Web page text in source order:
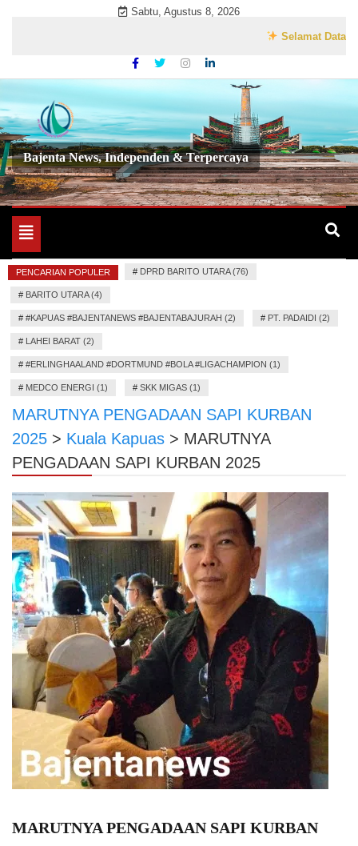
Sabtu, Agustus 8, 2026
Selamat Datang di
Bajenta News, Independen & Terpercaya
Toggle
navigation
PENCARIAN POPULER # DPRD BARITO UTARA (76)
# BARITO UTARA (4)
# #KAPUAS #BAJENTANEWS #BAJENTABAJURAH (2) # PT. PADAIDI (2)
# LAHEI BARAT (2)
# #ERLINGHAALAND #DORTMUND #BOLA #LIGACHAMPION (1)
# MEDCO ENERGI (1) # SKK MIGAS (1)
MARUTNYA PENGADAAN SAPI KURBAN
2025 > Kuala Kapuas > MARUTNYA
PENGADAAN SAPI KURBAN 2025
MARUTNYA PENGADAAN SAPI KURBAN